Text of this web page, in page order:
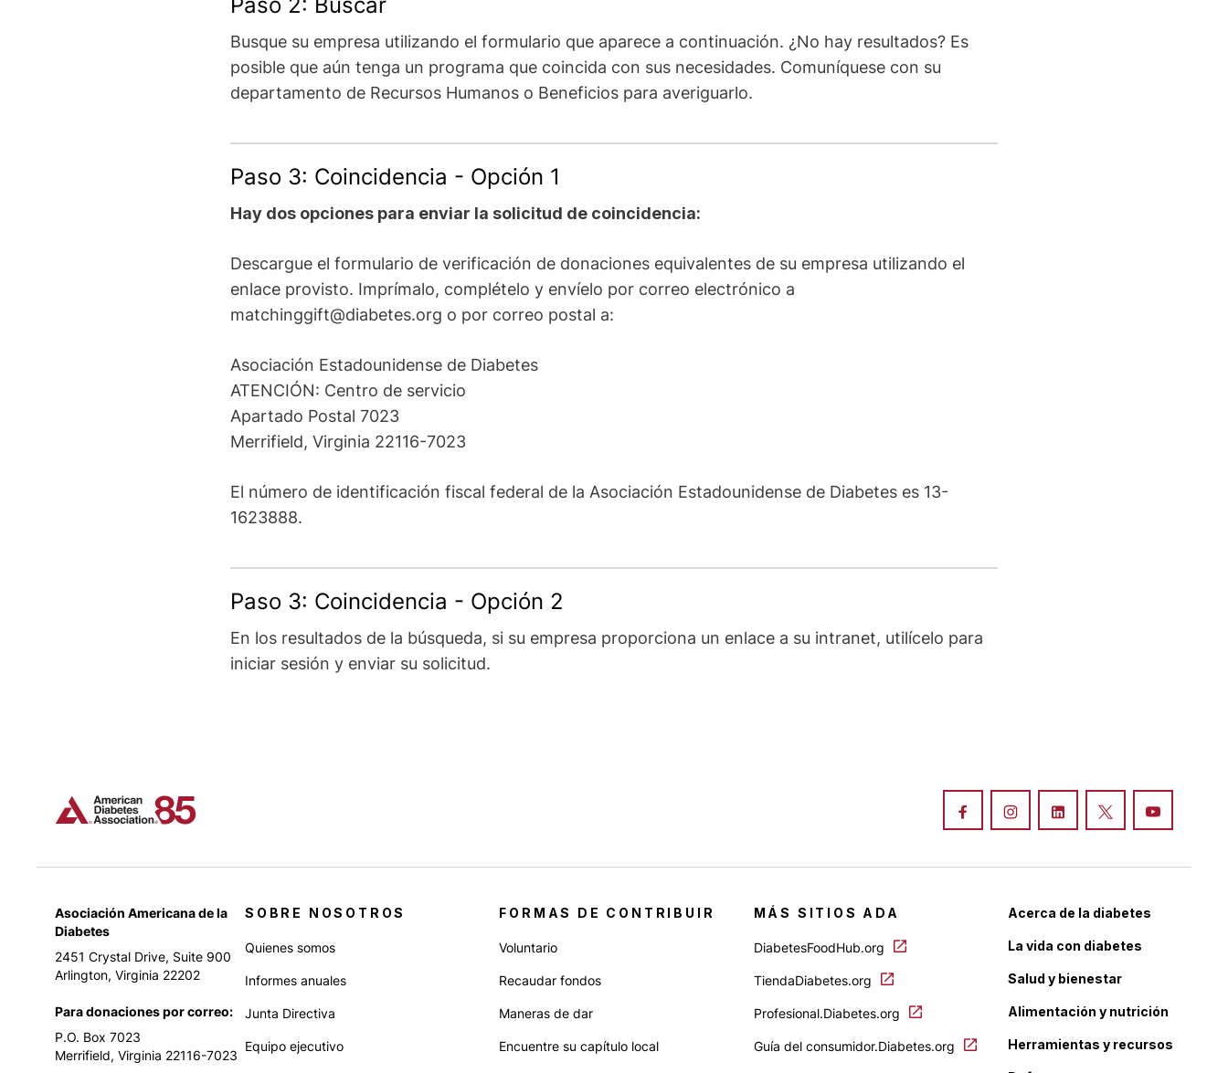
Busque su empresa utilizando el formulario que aparece a continuación. ¿No hay resultados? Es
posible que aún tenga un programa que coincida con sus necesidades. Comuníquese con su
departamento de Recursos Humanos o Beneficios para averiguarlo.
Paso 3: Coincidencia - Opción 1
Hay dos opciones para enviar la solicitud de coincidencia:
Descargue el formulario de verificación de donaciones equivalentes de su empresa utilizando el
enlace provisto. Imprímalo, complételo y envíelo por correo electrónico a
matchinggift@diabetes.org o por correo postal a:
Asociación Estadounidense de Diabetes
ATENCIÓN: Centro de servicio
Apartado Postal 7023
Merrifield, Virginia 22116-7023
El número de identificación fiscal federal de la Asociación Estadounidense de Diabetes es 13-
1623888.
Paso 3: Coincidencia - Opción 2
En los resultados de la búsqueda, si su empresa proporciona un enlace a su intranet, utilícelo para
iniciar sesión y enviar su solicitud.
Asociación Americana de la
Diabetes
2451 Crystal Drive, Suite 900
Arlington, Virginia 22202
Para donaciones por correo:
P.O. Box 7023
Merrifield, Virginia 22116-7023
SOBRE NOSOTROS
Quienes somos
Informes anuales
Junta Directiva
Equipo ejecutivo
FORMAS DE CONTRIBUIR
Voluntario
Recaudar fondos
Maneras de dar
Encuentre su capítulo local
MÁS SITIOS ADA
DiabetesFoodHub.org
TiendaDiabetes.org
Profesional.Diabetes.org
Guía del consumidor.Diabetes.org
Acerca de la diabetes
La vida con diabetes
Salud y bienestar
Alimentación y nutrición
Herramientas y recursos